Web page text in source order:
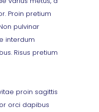
Proin pretium
pulvinar
interdum
Risus pretium
proin sagittis
orci dapibus